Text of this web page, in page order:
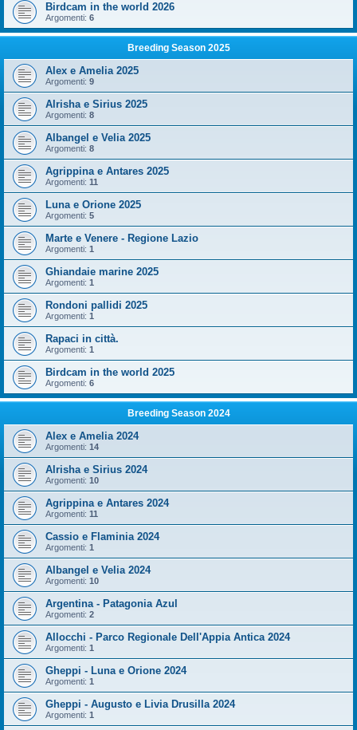
Birdcam in the world 2026
Argomenti: 6
Breeding Season 2025
Alex e Amelia 2025
Argomenti: 9
Alrisha e Sirius 2025
Argomenti: 8
Albangel e Velia 2025
Argomenti: 8
Agrippina e Antares 2025
Argomenti: 11
Luna e Orione 2025
Argomenti: 5
Marte e Venere - Regione Lazio
Argomenti: 1
Ghiandaie marine 2025
Argomenti: 1
Rondoni pallidi 2025
Argomenti: 1
Rapaci in città.
Argomenti: 1
Birdcam in the world 2025
Argomenti: 6
Breeding Season 2024
Alex e Amelia 2024
Argomenti: 14
Alrisha e Sirius 2024
Argomenti: 10
Agrippina e Antares 2024
Argomenti: 11
Cassio e Flaminia 2024
Argomenti: 1
Albangel e Velia 2024
Argomenti: 10
Argentina - Patagonia Azul
Argomenti: 2
Allocchi - Parco Regionale Dell'Appia Antica 2024
Argomenti: 1
Gheppi - Luna e Orione 2024
Argomenti: 1
Gheppi - Augusto e Livia Drusilla 2024
Argomenti: 1